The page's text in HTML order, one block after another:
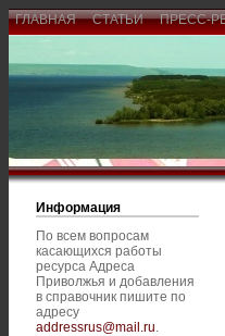
ГЛАВНАЯ СТАТЬИ ПРЕСС-
Информация
По всем вопросам
касающихся работы
ресурса Адреса
Приволжья и добавления
в справочник пишите по
адресу
addressrus@mail.ru.